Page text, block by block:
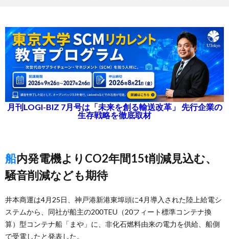
月刊LOGI-BIZ 7月号は「未来を創る輸送改革」 先行企業の
生存戦略を徹底取材
船内発電機よりCO2年間15t削減見込む、
騒音削減なども期待
井本商運は4月25日、神戸港新港東埠頭に4月導入された陸上給電シ
ステムから、同社が船主の200TEU（20フィート標準コンテナ換
算）型コンテナ船「まや」に、非化石燃料由来の電力を供給、船側
で受電したと発表した。